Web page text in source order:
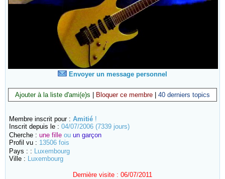
Envoyer un message personnel
Ajouter à la liste d'ami(e)s Bloquer ce membre 40 derniers topics
Membre inscrit pour : Amitié !
Inscrit depuis le : 04/07/2006 (7339 jours)
Cherche : une fille ou un garçon
Profil vu : 13506 fois
Pays : :
Luxembourg
Ville :
Luxembourg
Dernière visite : 06/07/2011